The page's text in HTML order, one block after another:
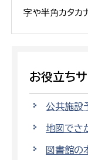
字や半角カタカ
お役立ち
公共施設
地図でさ
図書館の